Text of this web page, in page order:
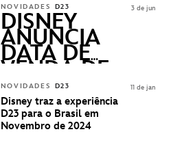
ASKED
QUESTIONS)
NOVIDADES D23
DISNEY
ANUNCIA
DATA DE
VENDA DE
INGRESSOS
PARA A D23
BRASIL -
UMA
3 de jun
NOVIDADES D23
Disney traz a experiência
D23 para o Brasil em
Novembro de 2024
11 de jan